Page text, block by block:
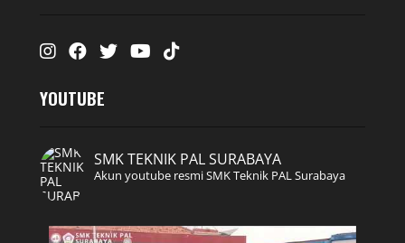
Instagram
FacebookTwitterYoutube
Tiktok
YOUTUBE
SMK TEKNIK PAL SURABAYA
Akun youtube resmi SMK Teknik PAL Surabaya